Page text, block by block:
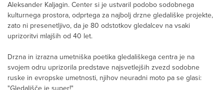
Aleksander Kaljagin. Center si je ustvaril podobo sodobnega
kulturnega prostora, odprtega za najbolj drzne gledališke projekte,
zato ni presenetljivo, da je 80 odstotkov gledalcev na vsaki
uprizoritvi mlajših od 40 let.
Drzna in izrazna umetniška poetika gledališkega centra je na
svojem odru uprizorila predstave najsvetlejših zvezd sodobne
ruske in evropske umetnosti, njihov neuradni moto pa se glasi: